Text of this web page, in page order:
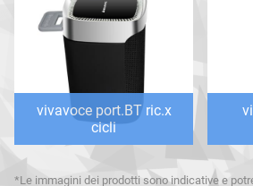
vivavoce port.BT ric.x
cicli
*Le immagini dei prodotti sono indicative e